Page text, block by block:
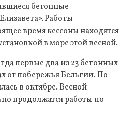
бетонные
Работы
время кессоны находятся
в море этой весной.
первые два из 23 бетонных
от побережья Бельгии. По
в октябре. Весной
продолжатся работы по